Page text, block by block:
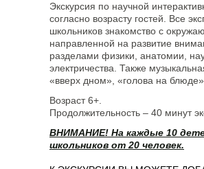
Экскурсия по научной
согласно возрасту гостей. Все
школьников знакомство с
направленной на развитие
разделами физики, анатомии,
электричества. Также
«вверх дном», «голова на
Возраст 6+.
Продолжительность – 40 минут
ВНИМАНИЕ! На каждые 10
школьников от 20 человек.